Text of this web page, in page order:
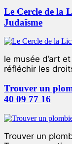
Le Cercle de la
Judaïsme
le musée d’art
réfléchir les
Trouver un
40 09 77 16
Trouver un